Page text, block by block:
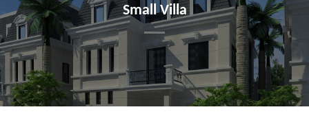
Small Villa